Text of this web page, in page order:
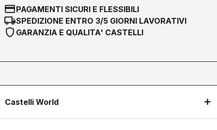
credit_cardPAGAMENTI SICURI E FLESSIBILI
local_shippingSPEDIZIONE ENTRO 3/5 GIORNI LAVORATIVI
shield GARANZIA E QUALITA' CASTELLI
Castelli World